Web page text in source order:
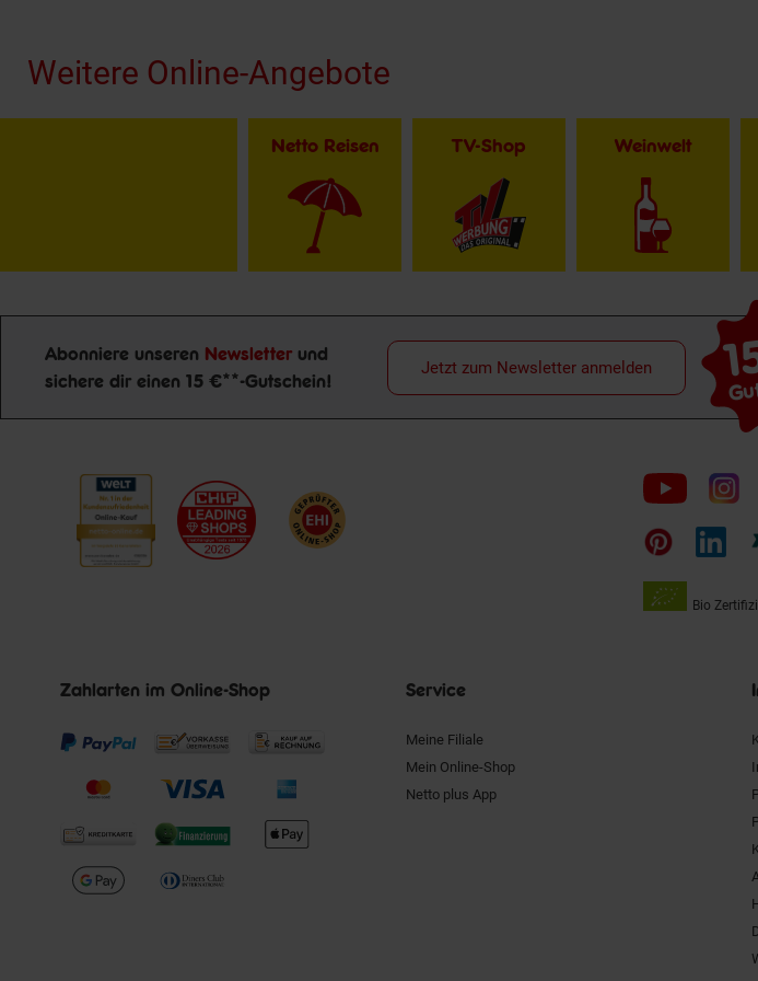
Weitere Online-Angebote
Netto Reisen TV-Shop Weinwelt
Newsletter Anmeldung
Abonniere unseren Newsletter und
sichere dir einen 15 €**-Gutschein!
Jetzt zum Newsletter anmelden
Folge
uns
auf
Bio
Zahlarten im Online-Shop Service
Meine Filiale
Mein Online-Shop
Netto plus App